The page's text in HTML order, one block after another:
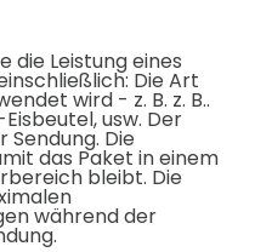
die Leistung eines
Die Art
wird - z. B. z. B..
usw. Der
Sendung. Die
das Paket in einem
bleibt. Die
während der